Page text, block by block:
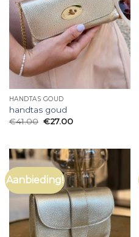
HANDTAS GOUD
handtas goud
€41.00 €27.00
Aanbieding!